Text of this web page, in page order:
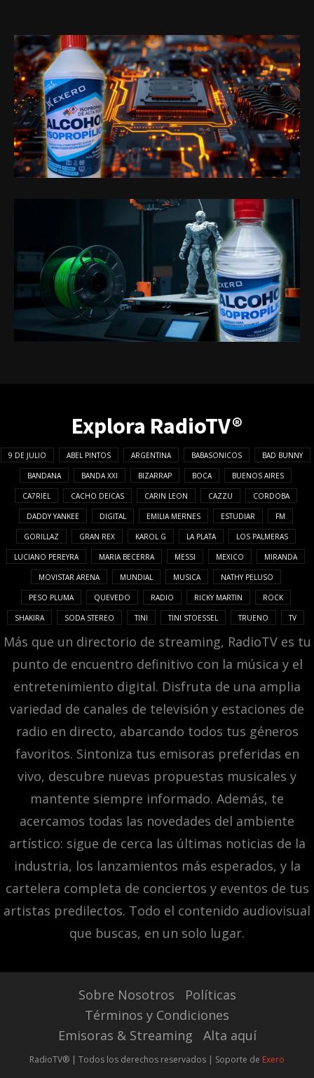
Explora RadioTV®
9 DE JULIO ABEL PINTOS ARGENTINA BABASONICOS BAD BUNNY
BANDANA BANDA XXI BIZARRAP BOCA BUENOS AIRES
CA7RIEL CACHO DEICAS CARIN LEON CAZZU CORDOBA
DADDY YANKEE DIGITAL EMILIA MERNES ESTUDIAR FM
GORILLAZ GRAN REX KAROL G LA PLATA LOS PALMERAS
LUCIANO PEREYRA MARIA BECERRA MESSI MEXICO MIRANDA
MOVISTAR ARENA MUNDIAL MUSICA NATHY PELUSO
PESO PLUMA QUEVEDO RADIO RICKY MARTIN ROCK
SHAKIRA SODA STEREO TINI TINI STOESSEL TRUENO TV
Más que un directorio de streaming, RadioTV es tu
punto de encuentro definitivo con la música y el
entretenimiento digital. Disfruta de una amplia
variedad de canales de televisión y estaciones de
radio en directo, abarcando todos tus géneros
favoritos. Sintoniza tus emisoras preferidas en
vivo, descubre nuevas propuestas musicales y
mantente siempre informado. Además, te
acercamos todas las novedades del ambiente
artístico: sigue de cerca las últimas noticias de la
industria, los lanzamientos más esperados, y la
cartelera completa de conciertos y eventos de tus
artistas predilectos. Todo el contenido audiovisual
que buscas, en un solo lugar.
Sobre Nosotros
Políticas
Términos y Condiciones
Emisoras & Streaming
Alta aquí
RadioTV® | Todos los derechos reservados | Soporte de Exero